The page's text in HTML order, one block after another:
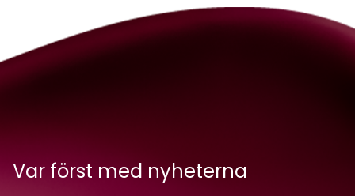
Var först med nyheterna